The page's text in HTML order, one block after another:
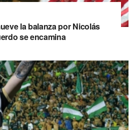
la balanza por Nicolás
se encamina